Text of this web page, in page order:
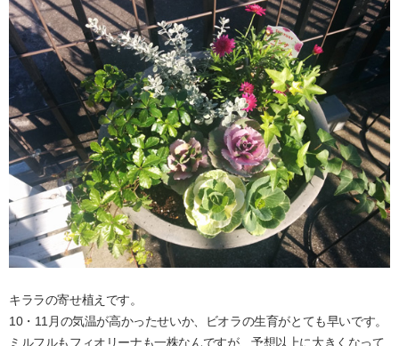
キララの寄せ植えです。
10・11月の気温が高かったせいか、ビオラの生育がとても早いです。
ミルフルもフィオリーナも一株なんですが、予想以上に大きくなって